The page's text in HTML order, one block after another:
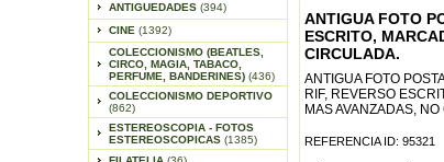
ANTIGUEDADES (394)
CINE (1392)
COLECCIONISMO (BEATLES,
CIRCO, MAGIA, TABACO,
PERFUME, BANDERINES) (436)
COLECCIONISMO DEPORTIVO
(862)
ESTEREOSCOPIA - FOTOS
ESTEREOSCOPICAS (1385)
ANTIGUA FOTO
ESCRITO,
CIRCULADA.
ANTIGUA FOTO
RIF, REVERSO
MAS AVANZADAS,
REFERENCIA ID: 95321